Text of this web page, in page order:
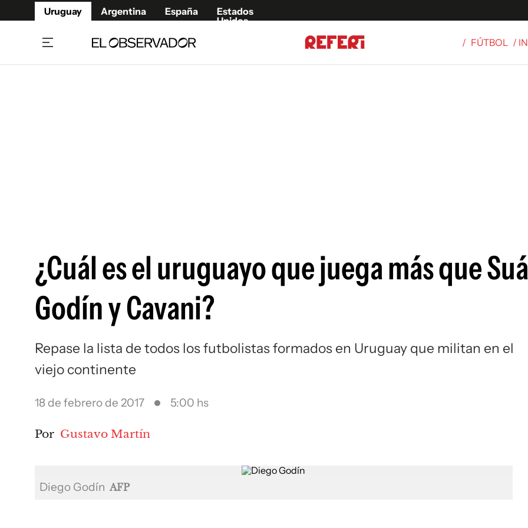
Uruguay Argentina España
Estados
Unidos
/ FÚTBOL /
¿Cuál es el uruguayo que juega más que
Godín y Cavani?
Repase la lista de todos los futbolistas formados en Uruguay que militan en el
viejo continente
18 de febrero de 2017 5:00 hs
Por Gustavo Martín
Diego Godín AFP